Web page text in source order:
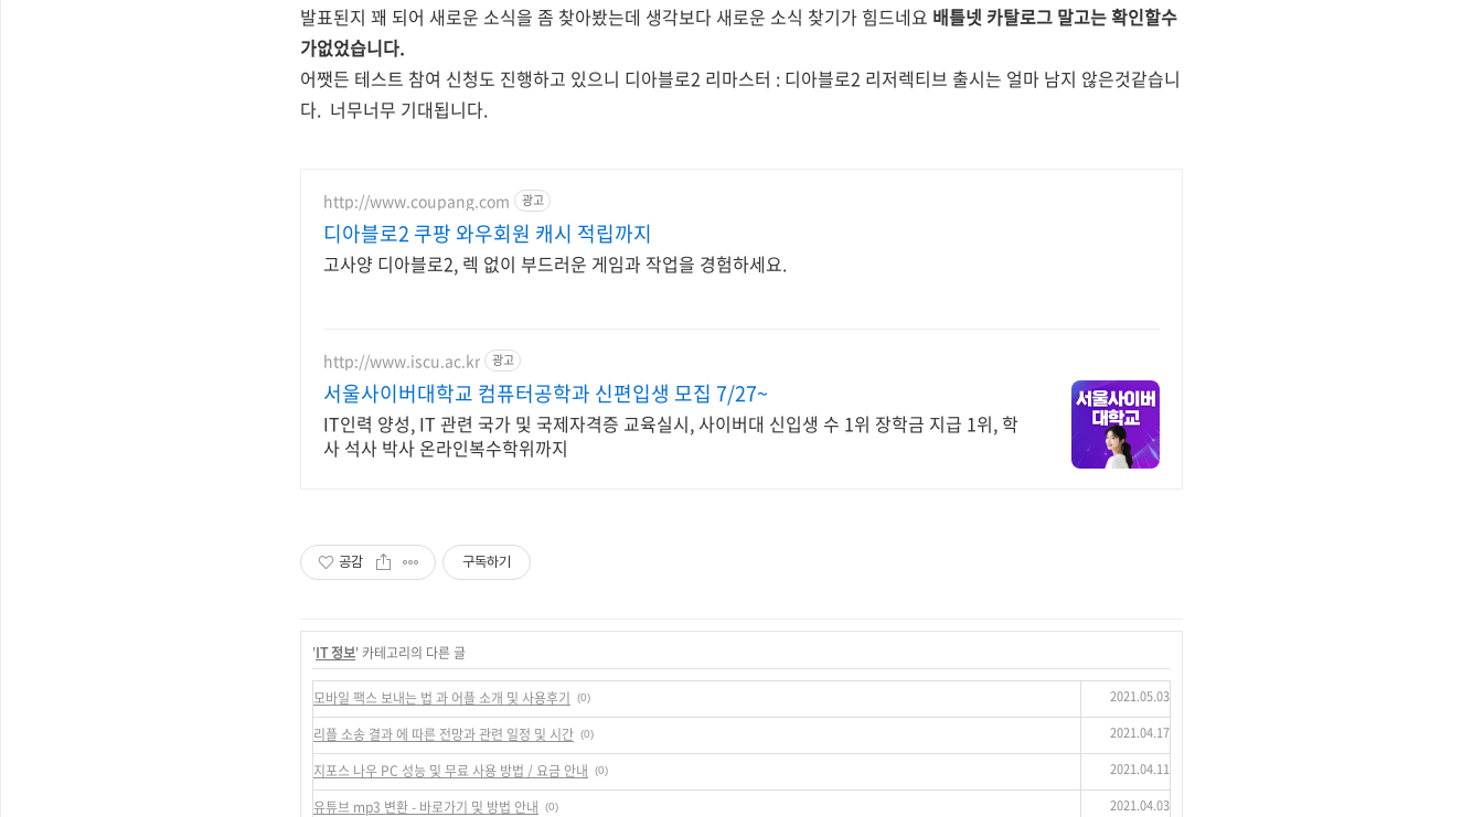
발표된지 꽤 되어 새로운 소식을 좀 찾아봤는데 생각보다 새로운 소식 찾기가 힘드네요 배틀넷 카탈로그 말고는 확인할수
가없었습니다.
어쨋든 테스트 참여 신청도 진행하고 있으니 디아블로2 리마스터 : 디아블로2 리저렉티브 출시는 얼마 남지 않은것같습니
다. 너무너무 기대됩니다.
http://www.coupang.com 광고
디아블로2 쿠팡 와우회원 캐시 적립까지
고사양 디아블로2, 렉 없이 부드러운 게임과 작업을 경험하세요.
http://www.iscu.ac.kr 광고
서울사이버대학교 컴퓨터공학과 신편입생 모집 7/27~
IT인력 양성, IT 관련 국가 및 국제자격증 교육실시, 사이버대 신입생 수 1위 장학금 지급 1위, 학
사 석사 박사 온라인복수학위까지
공감 구독하기
'IT 정보' 카테고리의 다른 글
모바일 팩스 보내는 법 과 어플 소개 및 사용후기 (0) 2021.05.03
리플 소송 결과 에 따른 전망과 관련 일정 및 시간 (0) 2021.04.17
지포스 나우 PC 성능 및 무료 사용 방법 / 요금 안내 (0) 2021.04.11
유튜브 mp3 변환 - 바로가기 및 방법 안내 (0) 2021.04.03